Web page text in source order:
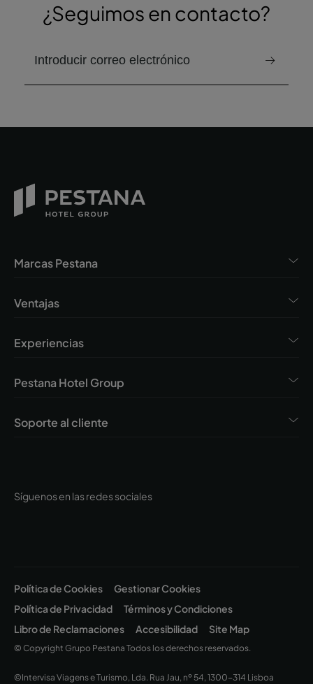
¿Seguimos en contacto?
correo electrónico para recibir el boletín
Síguenos en las redes sociales
Marcas Pestana
Ventajas
Experiencias
Pestana Hotel Group
Soporte al cliente
Política de Cookies
Gestionar Cookies
Política de Privacidad
Términos y Condiciones
Libro de Reclamaciones
Accesibilidad Site Map
© Copyright Grupo Pestana Todos los derechos reservados.
©Intervisa Viagens e Turismo, Lda. Rua Jau, nº 54, 1300-314 Lisboa